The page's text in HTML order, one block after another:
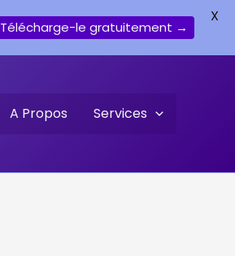
A Propos Services
Télécharge-le gratuitement →
X